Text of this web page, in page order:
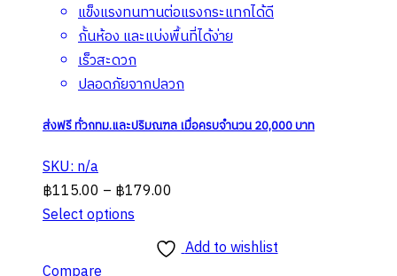
แข็งแรงทนทานต่อแรงกระแทกได้ดี
กั้นห้อง และแบ่งพื้นที่ได้ง่าย
เร็วสะดวก
ปลอดภัยจากปลวก
ส่งฟรี ทั่วกทม.และปริมณฑล เมื่อครบจำนวน 20,000 บาท
SKU: n/a
฿115.00 – ฿179.00
฿115.00
Select options
product
Add to wishlist